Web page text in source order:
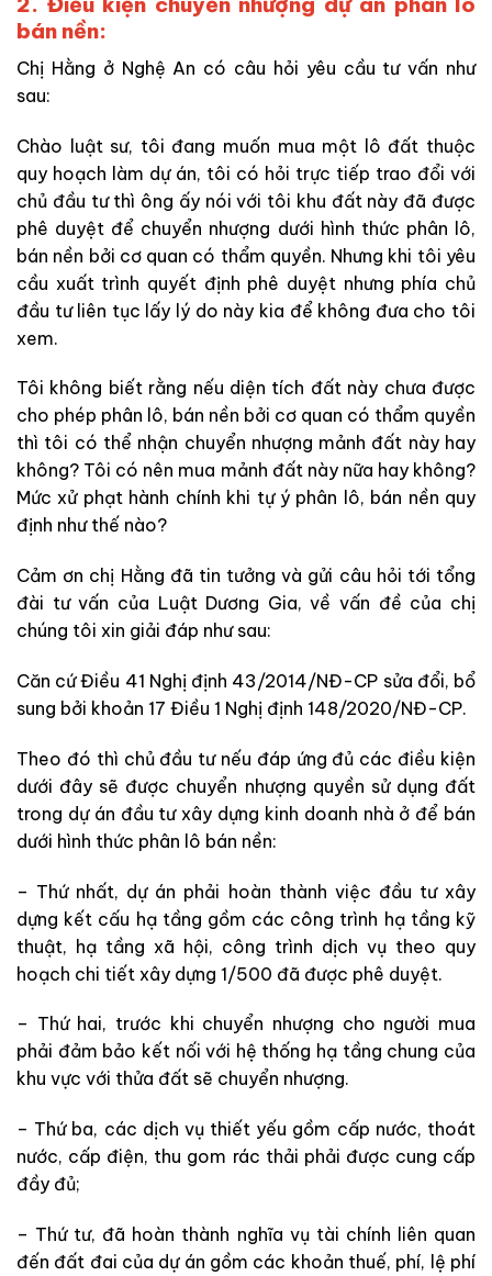
bán nền:
Chị Hằng ở Nghệ An có câu hỏi yêu cầu tư vấn như
sau:
Chào luật sư, tôi đang muốn mua một lô đất thuộc
quy hoạch làm dự án, tôi có hỏi trực tiếp trao đổi với
chủ đầu tư thì ông ấy nói với tôi khu đất này đã được
phê duyệt để chuyển nhượng dưới hình thức phân lô,
bán nền bởi cơ quan có thẩm quyền. Nhưng khi tôi yêu
cầu xuất trình quyết định phê duyệt nhưng phía chủ
đầu tư liên tục lấy lý do này kia để không đưa cho tôi
xem.
Tôi không biết rằng nếu diện tích đất này chưa được
cho phép phân lô, bán nền bởi cơ quan có thẩm quyền
thì tôi có thể nhận chuyển nhượng mảnh đất này hay
không? Tôi có nên mua mảnh đất này nữa hay không?
Mức xử phạt hành chính khi tự ý phân lô, bán nền quy
định như thế nào?
Cảm ơn chị Hằng đã tin tưởng và gửi câu hỏi tới tổng
đài tư vấn của Luật Dương Gia, về vấn đề của chị
chúng tôi xin giải đáp như sau:
Căn cứ Điều 41 Nghị định 43/2014/NĐ-CP sửa đổi, bổ
sung bởi khoản 17 Điều 1 Nghị định 148/2020/NĐ-CP.
Theo đó thì chủ đầu tư nếu đáp ứng đủ các điều kiện
dưới đây sẽ được chuyển nhượng quyền sử dụng đất
trong dự án đầu tư xây dựng kinh doanh nhà ở để bán
dưới hình thức phân lô bán nền:
– Thứ nhất, dự án phải hoàn thành việc đầu tư xây
dựng kết cấu hạ tầng gồm các công trình hạ tầng kỹ
thuật, hạ tầng xã hội, công trình dịch vụ theo quy
hoạch chi tiết xây dựng 1/500 đã được phê duyệt.
– Thứ hai, trước khi chuyển nhượng cho người mua
phải đảm bảo kết nối với hệ thống hạ tầng chung của
khu vực với thửa đất sẽ chuyển nhượng.
– Thứ ba, các dịch vụ thiết yếu gồm cấp nước, thoát
nước, cấp điện, thu gom rác thải phải được cung cấp
đầy đủ;
– Thứ tư, đã hoàn thành nghĩa vụ tài chính liên quan
đến đất đai của dự án gồm các khoản thuế, phí, lệ phí